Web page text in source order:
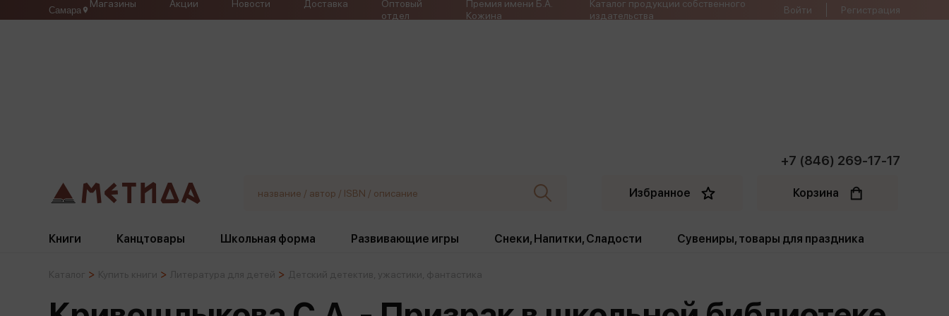
Самара
Магазины Акции Новости Доставка
Оптовый
отдел
Премия имени Б.А.
Кожина
Каталог продукции собственного
издательства
Войти Регистрация
+7 (846) 269-17-17
Избранное Корзина
Книги Канцтовары Школьная форма Развивающие игры Снеки, Напитки, Сладости Сувениры, товары для праздника